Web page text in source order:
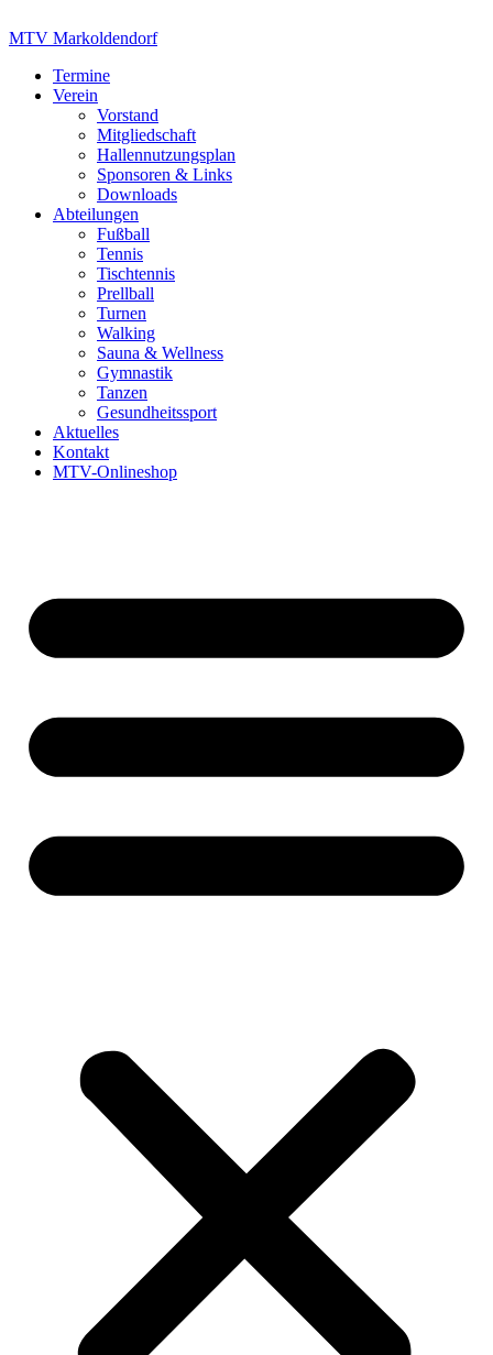
Inhalt
MTV Markoldendorf
Termine
Verein
Vorstand
Mitgliedschaft
Hallennutzungsplan
Sponsoren & Links
Downloads
Abteilungen
Fußball
Tennis
Tischtennis
Prellball
Turnen
Walking
Sauna & Wellness
Gymnastik
Tanzen
Gesundheitssport
Aktuelles
Kontakt
MTV-Onlineshop